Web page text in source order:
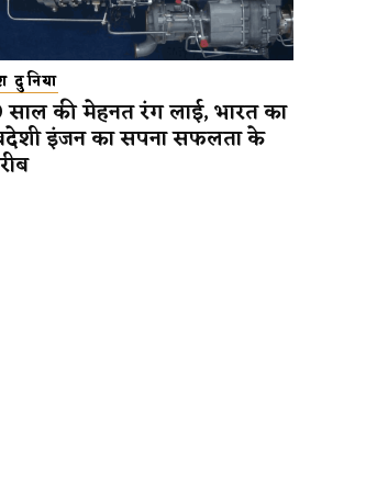
दुनिया
साल की मेहनत रंग लाई, भारत का
इंजन का सपना सफलता के